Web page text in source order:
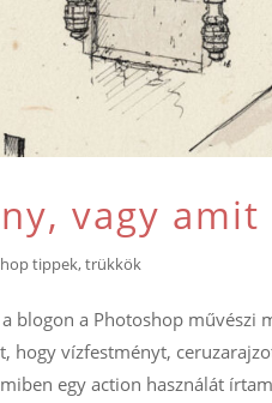
vagy
tippek, trükkök
blogon a Photoshop
hogy vízfestményt,
egy action használát